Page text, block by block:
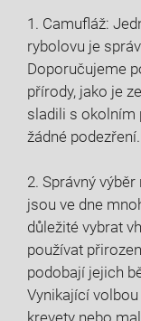
1. Camufláž:
⁤rybolovu je
Doporučujeme
přírody, jako je
sladili s okolním
⁢žádné podezření.
2. Správný
jsou​ ve​ dne
⁣důležité vybrat
používat
podobají jejich
Vynikající